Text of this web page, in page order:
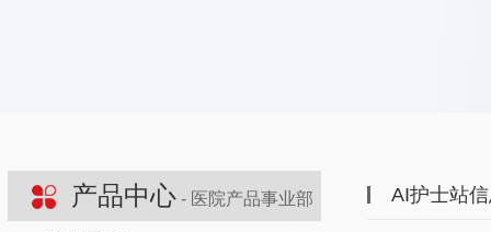
产品中心 - 医院产品事业部 AI护士站